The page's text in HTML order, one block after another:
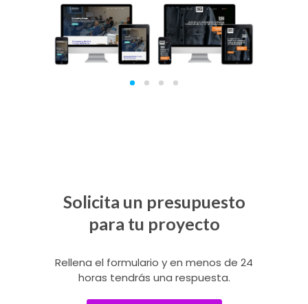
International
Focus on
Healing
Matrix World
Group
Solicita un presupuesto
para tu proyecto
Rellena el formulario y en menos de 24
horas tendrás una respuesta.